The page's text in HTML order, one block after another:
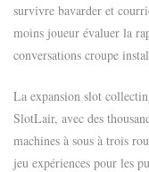
survivre bavarder et
moins joueur évaluer la
conversations croupe
La expansion slot
SlotLair, avec des
machines à sous à trois
jeu expériences pour les